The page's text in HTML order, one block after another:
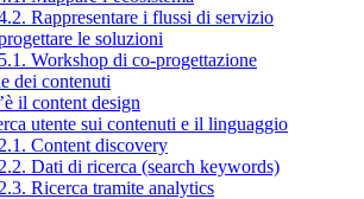
Rappresentare i flussi di servizio
le soluzioni
Workshop di co-progettazione
dei contenuti
il content design
utente sui contenuti e il linguaggio
Content discovery
Dati di ricerca (search keywords)
Ricerca tramite analytics